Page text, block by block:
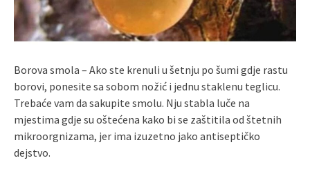
Borova smola – Ako ste krenuli u šetnju po šumi gdje rastu
borovi, ponesite sa sobom nožić i jednu staklenu teglicu.
Trebaće vam da sakupite smolu. Nju stabla luče na
mjestima gdje su oštećena kako bi se zaštitila od štetnih
mikroorgnizama, jer ima izuzetno jako antiseptičko
dejstvo.